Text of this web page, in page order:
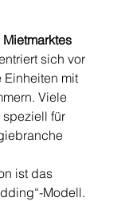
sich vor
Einheiten mit
Viele
für
ist das
Modell.